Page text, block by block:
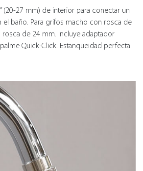
(20-27 mm) de interior para conectar un
baño. Para grifos macho con rosca de
de 24 mm. Incluye adaptador
Quick-Click. Estanqueidad perfecta.